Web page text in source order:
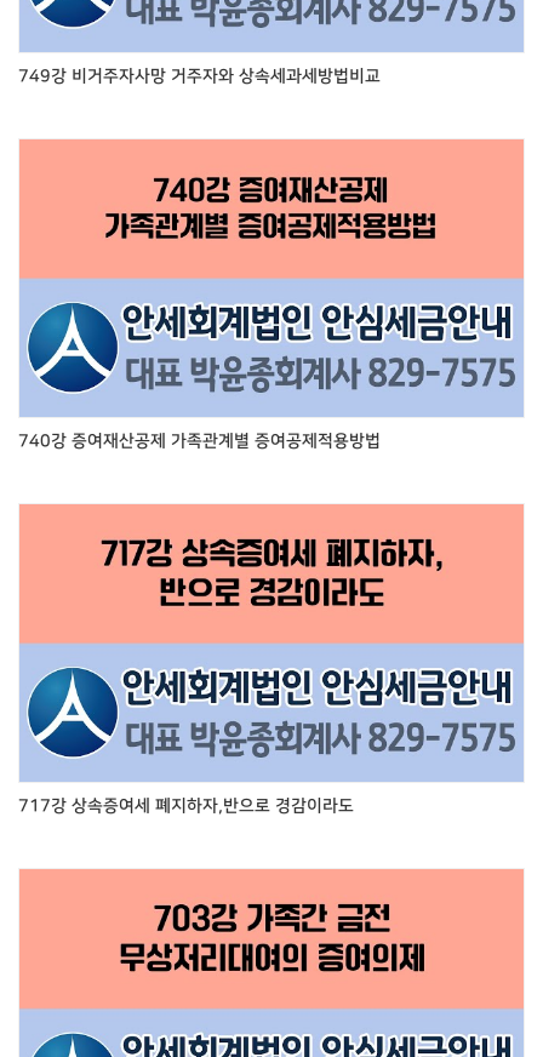
749강 비거주자사망 거주자와 상속세과세방법비교
740강 증여재산공제 가족관계별 증여공제적용방법
717강 상속증여세 폐지하자,반으로 경감이라도